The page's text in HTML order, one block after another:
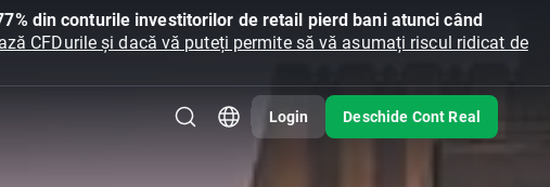
din conturile investitorilor de retail pierd bani atunci când
CFDurile și dacă vă puteți permite să vă asumați riscul ridicat de
Login Deschide Cont Real